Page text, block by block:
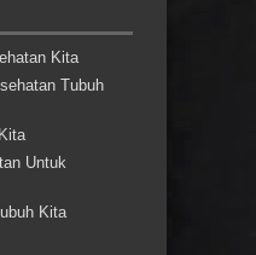
Kita
Tubuh
Untuk
Kita